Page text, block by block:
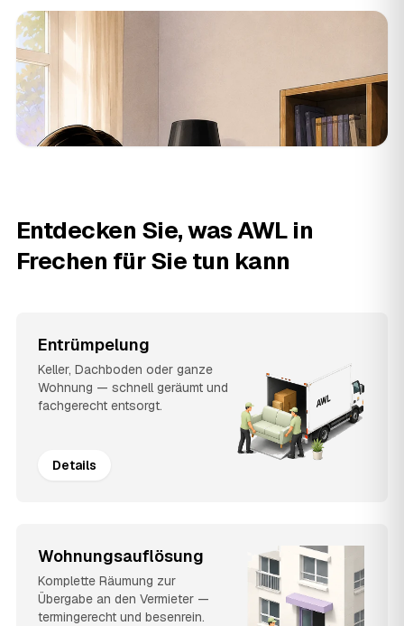
Entdecken Sie, was AWL in
Frechen für Sie tun kann
Entrümpelung
Keller, Dachboden oder ganze
Wohnung — schnell geräumt und
fachgerecht entsorgt.
Details
Wohnungsauflösung
Komplette Räumung zur
Übergabe an den Vermieter —
termingerecht und besenrein.